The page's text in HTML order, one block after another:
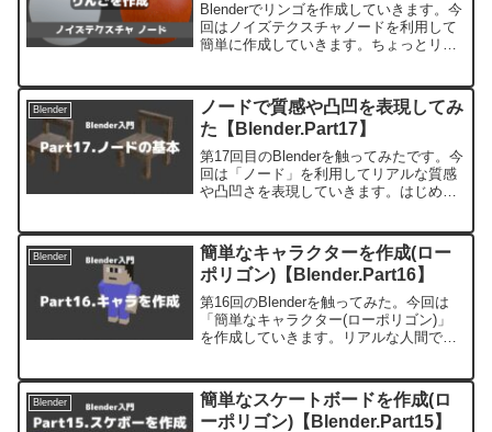
Blenderでリンゴを作成していきます。今
回はノイズテクスチャノードを利用して
簡単に作成していきます。ちょっとリア
Blender
ノードで質感や凸凹を表現してみ
た【Blender.Part17】
第17回目のBlenderを触ってみたです。今
回は「ノード」を利用してリアルな質感
や凸凹さを表現していきます。はじめに
きます。木目っぽい色が付いています
が...
Blender
簡単なキャラクターを作成(ロー
ポリゴン)【Blender.Part16】
第16回のBlenderを触ってみた。今回は
「簡単なキャラクター(ローポリゴン)」
を作成していきます。リアルな人間では
用するBlenderのヴァージョンは2.93.4...
Blender
簡単なスケートボードを作成(ロ
ーポリゴン)【Blender.Part15】